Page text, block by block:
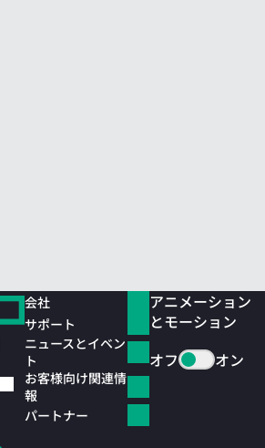
会社
サポート
ニュースとイベン
ト
お客様向け関連情
報
パートナー
アニメーション
とモーション
オフ
オン